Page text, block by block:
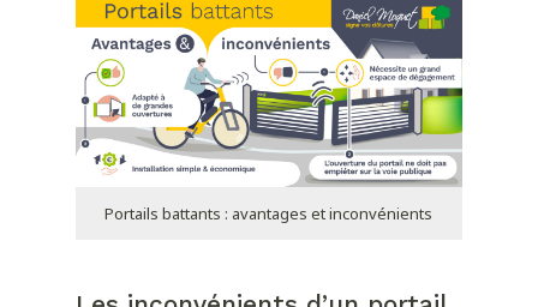
Portails battants : avantages et inconvénients